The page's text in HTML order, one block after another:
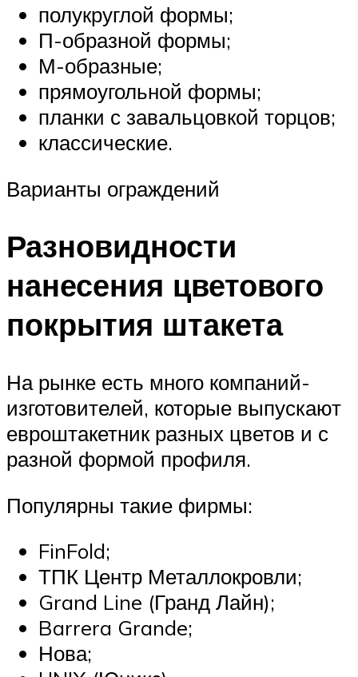
полукруглой формы;
П-образной формы;
М-образные;
прямоугольной формы;
планки с завальцовкой торцов;
классические.
Варианты ограждений
Разновидности
нанесения цветового
покрытия штакета
На рынке есть много компаний-
изготовителей, которые выпускают
евроштакетник разных цветов и с
разной формой профиля.
Популярны такие фирмы:
FinFold;
ТПК Центр Металлокровли;
Grand Line (Гранд Лайн);
Barrera Grande;
Нова;